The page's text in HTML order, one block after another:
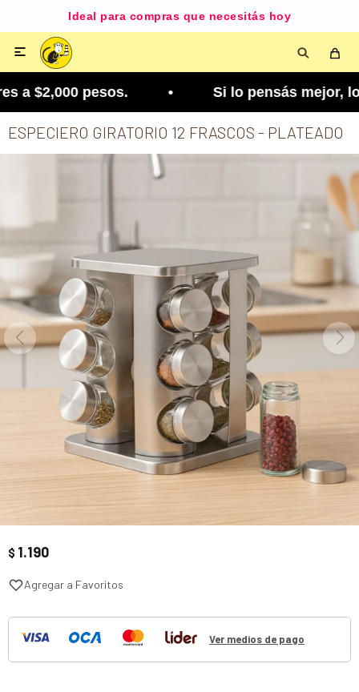
Ideal para compras que necesitás hoy

a $2,000 pesos. • Si lo pensás mejor, lo
ESPECIERO GIRATORIO 12 FRASCOS - PLATEADO
$ 1.190
Ver medios de pago